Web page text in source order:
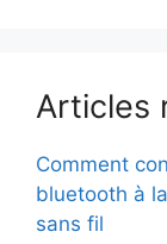
Articles
Comment
bluetooth à
sans fil